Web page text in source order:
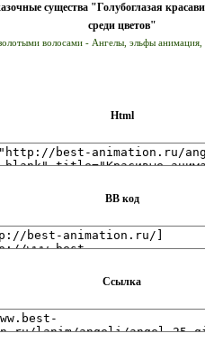
существа "Голубоглазая
среди цветов"
Html
BB код
Ссылка